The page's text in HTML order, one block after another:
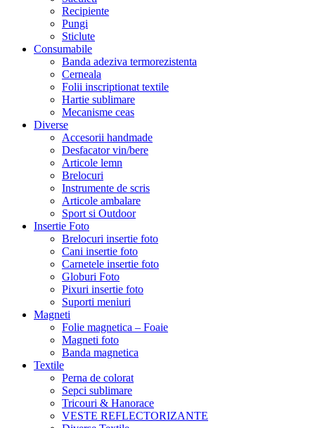
Recipiente
Pungi
Sticlute
Consumabile
Banda adeziva termorezistenta
Cerneala
Folii inscriptionat textile
Hartie sublimare
Mecanisme ceas
Diverse
Accesorii handmade
Desfacator vin/bere
Articole lemn
Brelocuri
Instrumente de scris
Articole ambalare
Sport si Outdoor
Insertie Foto
Brelocuri insertie foto
Cani insertie foto
Carnetele insertie foto
Globuri Foto
Pixuri insertie foto
Suporti meniuri
Magneti
Folie magnetica – Foaie
Magneti foto
Banda magnetica
Textile
Perna de colorat
Sepci sublimare
Tricouri & Hanorace
VESTE REFLECTORIZANTE